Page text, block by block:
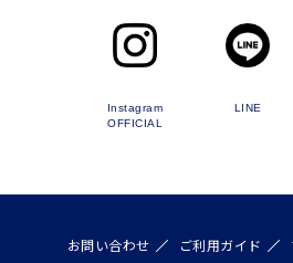
Instagram
OFFICIAL
LINE
お問い合わせ ご利用ガイド